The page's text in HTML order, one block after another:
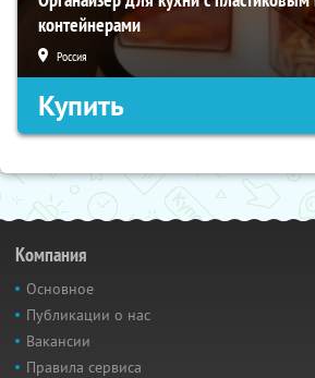
контейнерами
Россия
Купить
Компания
Основное
Публикации о нас
Вакансии
Правила сервиса